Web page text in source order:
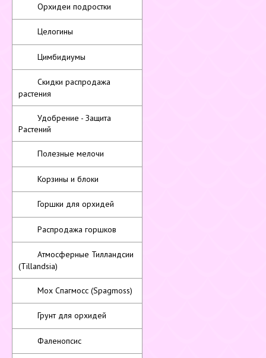
Орхидеи подростки
Целогины
Цимбидиумы
Скидки распродажа
растения
Удобрение - Защита
Растений
Полезные мелочи
Корзины и блоки
Горшки для орхидей
Распродажа горшков
Атмосферные Тилландсии
(Tillandsia)
Мох Спагмосс (Spagmoss)
Грунт для орхидей
Фаленопсис